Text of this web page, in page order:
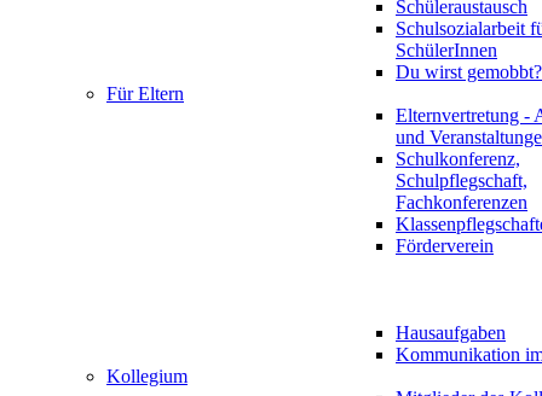
Schüleraustausch
Schulsozialarbeit
SchülerInnen
Du wirst gemobbt?
Für Eltern
Elternvertretung -
und
Schulkonferenz,
Schulpflegschaft,
Fachkonferenzen
Förderverein
Hausaufgaben
Kommunikation
Kollegium